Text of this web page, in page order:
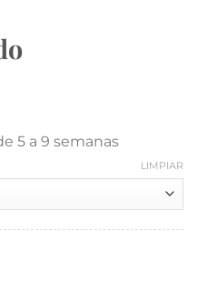
5 a 9 semanas
LIMPIAR